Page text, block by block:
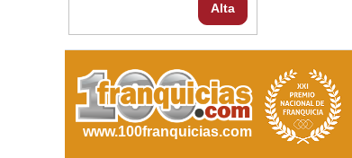
Alta
www.100franquicias.com